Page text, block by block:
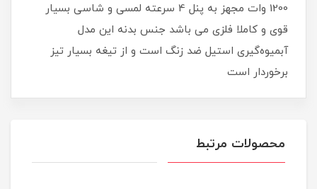
1200 وات مجهز به پنل 4 سرعته لمسی و شاسی بسیار
قوی و کاملا فلزی می باشد جنس بدنه این مدل
آبمیوه‌گیری استیل ضد زنگ است و از تیغه بسیار تیز
برخوردار است
محصولات مرتبط